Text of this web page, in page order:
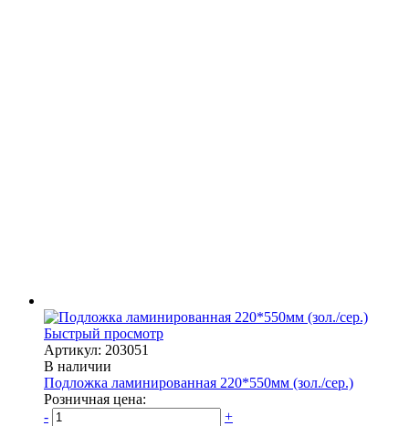
Быстрый просмотр
Артикул: 203051
В наличии
Подложка ламинированная 220*550мм (зол./сер.)
Розничная цена:
-
+